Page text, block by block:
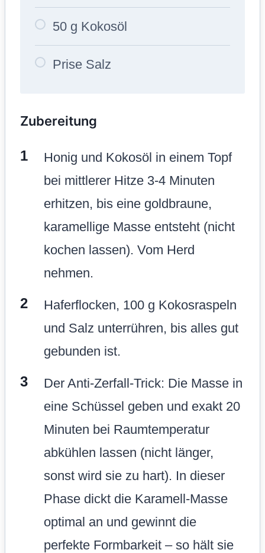
50 g Kokosöl
Prise Salz
Zubereitung
Honig und Kokosöl in einem Topf
bei mittlerer Hitze 3-4 Minuten
erhitzen, bis eine goldbraune,
karamellige Masse entsteht (nicht
kochen lassen). Vom Herd
nehmen.
Haferflocken, 100 g Kokosraspeln
und Salz unterrühren, bis alles gut
gebunden ist.
Der Anti-Zerfall-Trick: Die Masse in
eine Schüssel geben und exakt 20
Minuten bei Raumtemperatur
abkühlen lassen (nicht länger,
sonst wird sie zu hart). In dieser
Phase dickt die Karamell-Masse
optimal an und gewinnt die
perfekte Formbarkeit – so hält sie